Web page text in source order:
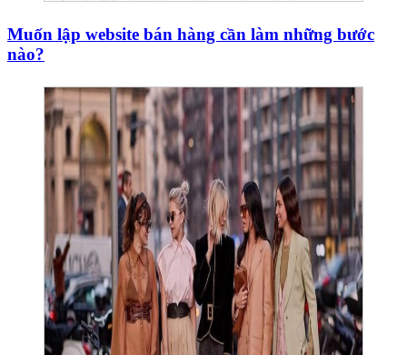
Muốn lập website bán hàng cần làm những bước
nào?